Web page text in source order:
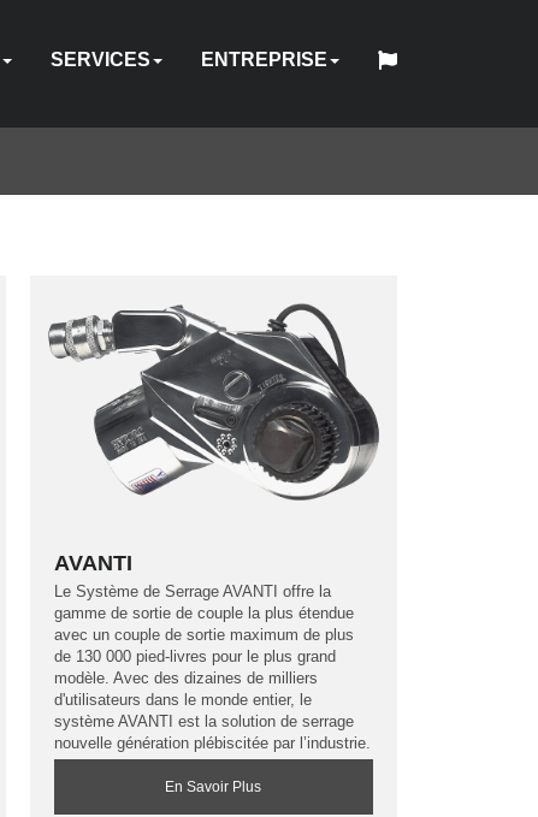
SERVICES
&
ÉTALONNAGE
D’ÉQUIPEMENT
SUR
MESURE
LOGICIEL
REPRISE
D’OUTILS
HY-
CARE
FORMATION
ENTREPRISE
SOMMES-
NOUS
INDUSTRIES
HYTORC
SITESWEBINAIRE
CARRIÈRES
CONTACT
AVANTI
Le Système de Serrage AVANTI offre la
gamme de sortie de couple la plus étendue
avec un couple de sortie maximum de plus
de 130 000 pied-livres pour le plus grand
modèle. Avec des dizaines de milliers
d'utilisateurs dans le monde entier, le
système AVANTI est la solution de serrage
nouvelle génération plébiscitée par l’industrie.
En Savoir Plus